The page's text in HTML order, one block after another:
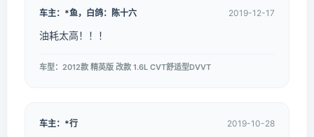
车主：*鱼，白鸽：陈十六 2019-12-17
油耗太高！！！
车型：2012款 精英版 改款 1.6L CVT舒适型DVVT
车主：*行 2019-10-28